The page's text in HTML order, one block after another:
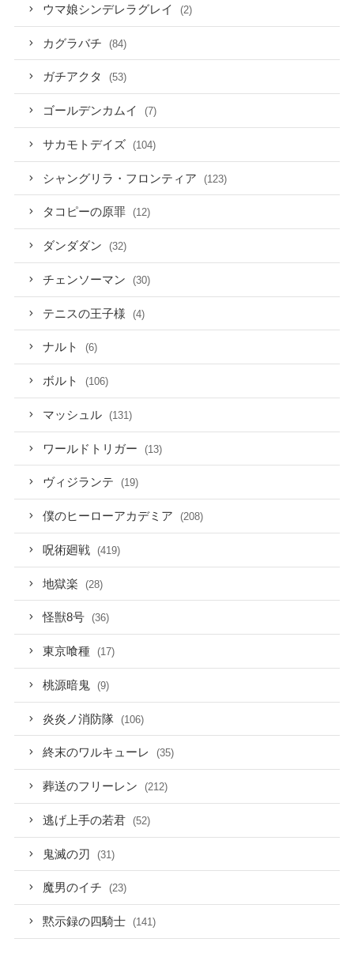
ウマ娘シンデレラグレイ (2)
カグラバチ (84)
ガチアクタ (53)
ゴールデンカムイ (7)
サカモトデイズ (104)
シャングリラ・フロンティア (123)
タコピーの原罪 (12)
ダンダダン (32)
チェンソーマン (30)
テニスの王子様 (4)
ナルト (6)
ボルト (106)
マッシュル (131)
ワールドトリガー (13)
ヴィジランテ (19)
僕のヒーローアカデミア (208)
呪術廻戦 (419)
地獄楽 (28)
怪獣8号 (36)
東京喰種 (17)
桃源暗鬼 (9)
炎炎ノ消防隊 (106)
終末のワルキューレ (35)
葬送のフリーレン (212)
逃げ上手の若君 (52)
鬼滅の刃 (31)
魔男のイチ (23)
黙示録の四騎士 (141)